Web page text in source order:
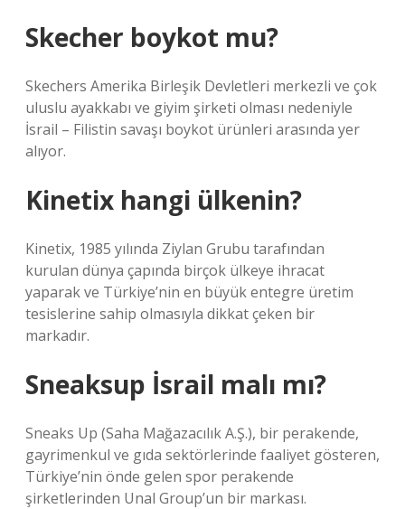
Skecher boykot mu?
Skechers Amerika Birleşik Devletleri merkezli ve çok
uluslu ayakkabı ve giyim şirketi olması nedeniyle
İsrail – Filistin savaşı boykot ürünleri arasında yer
alıyor.
Kinetix hangi ülkenin?
Kinetix, 1985 yılında Ziylan Grubu tarafından
kurulan dünya çapında birçok ülkeye ihracat
yaparak ve Türkiye’nin en büyük entegre üretim
tesislerine sahip olmasıyla dikkat çeken bir
markadır.
Sneaksup İsrail malı mı?
Sneaks Up (Saha Mağazacılık A.Ş.), bir perakende,
gayrimenkul ve gıda sektörlerinde faaliyet gösteren,
Türkiye’nin önde gelen spor perakende
şirketlerinden Unal Group’un bir markası.